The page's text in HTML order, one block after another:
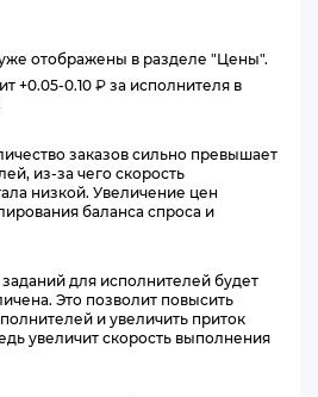
отображены в разделе "Цены".
+0.05-0.10 ₽ за исполнителя в
заказов сильно превышает
из-за чего скорость
низкой. Увеличение цен
баланса спроса и
для исполнителей будет
Это позволит повысить
и увеличить приток
увеличит скорость выполнения